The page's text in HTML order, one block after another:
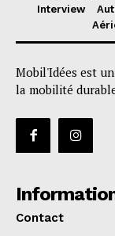
Interview
Mobil'Idées est
la mobilité
Contact